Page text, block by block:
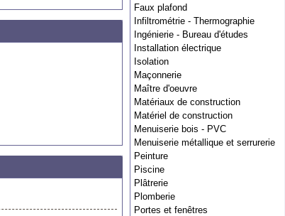
Faux plafond
Infiltrométrie - Thermographie
Ingénierie - Bureau d'études
Installation électrique
Isolation
Maçonnerie
Maître d'oeuvre
Matériaux de construction
Matériel de construction
Menuiserie bois - PVC
Menuiserie métallique et serrurerie
Peinture
Piscine
Plâtrerie
Plomberie
Portes et fenêtres